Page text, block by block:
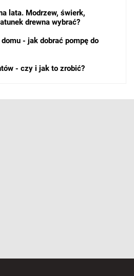
lata. Modrzew, świerk,
drewna wybrać?
- jak dobrać pompę do
- czy i jak to zrobić?